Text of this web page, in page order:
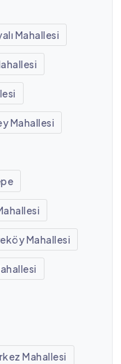
Mahallesi
Mahallesi
Mahallesi
Mahallesi